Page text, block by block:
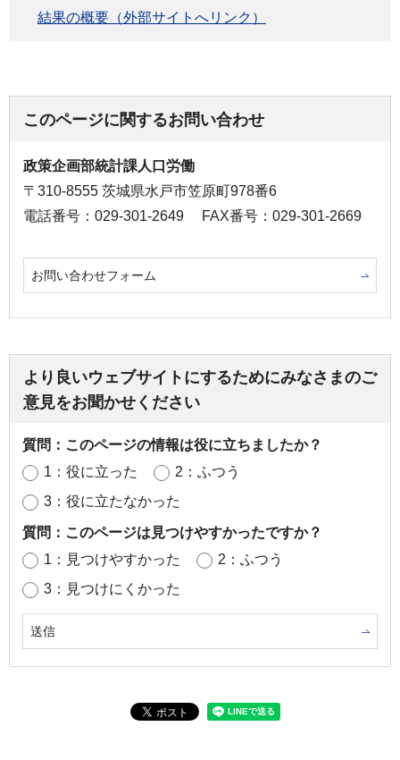
結果の概要（外部サイトへリンク）
このページに関するお問い合わせ
政策企画部統計課人口労働
〒310-8555 茨城県水戸市笠原町978番6
電話番号：029-301-2649
FAX番号：029-301-2669
お問い合わせフォーム
より良いウェブサイトにするためにみなさまのご
意見をお聞かせください
質問：このページの情報は役に立ちましたか？
1：役に立った
2：ふつう
3：役に立たなかった
質問：このページは見つけやすかったですか？
1：見つけやすかった
2：ふつう
3：見つけにくかった